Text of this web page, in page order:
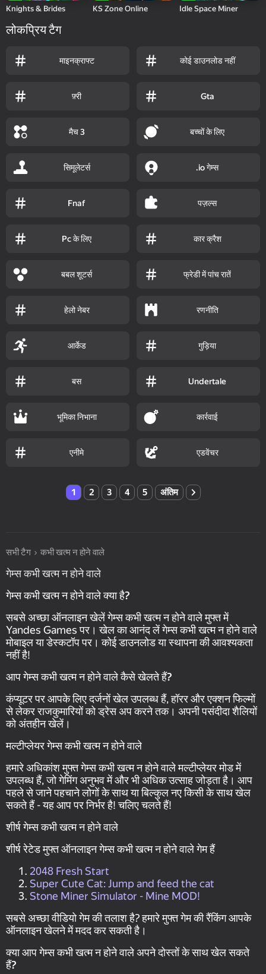
Knights & Brides
KS Zone Online
Idle Space Miner
लोकप्रिय टैग
माइनक्राफ्ट कोई डाउनलोड नहीं
फ़्री Gta
मैच 3 बच्चों के लिए
सिमूलेटर्स .io गेम्स
Fnaf पज़ल्स
Pc के लिए कार क्रैश
बबल शूटर्स फ्रेडी में पांच रातें
हेलो नेबर रणनीति
आर्केड गुड़िया
बस Undertale
भूमिका निभाना कार्रवाई
एनीमे एडवेंचर
1 2 3 4 5 अंतिम
सभी टैग कभी खत्म न होने वाले
गेम्स कभी खत्म न होने वाले
गेम्स कभी खत्म न होने वाले क्या है?
सबसे अच्छा ऑनलाइन खेलें गेम्स कभी खत्म न होने वाले मुफ्त में
Yandes Games पर। खेल का आनंद लें गेम्स कभी खत्म न होने वाले
मोबाइल या डेस्कटॉप पर। कोई डाउनलोड या स्थापना की आवश्यकता
नहीं है!
आप गेम्स कभी खत्म न होने वाले कैसे खेलते हैं?
कंप्यूटर पर आपके लिए दर्जनों खेल उपलब्ध हैं, हॉरर और एक्शन फिल्मों
से लेकर राजकुमारियों को ड्रेस अप करने तक। अपनी पसंदीदा शैलियों
को अंतहीन खेलें।
मल्टीप्लेयर गेम्स कभी खत्म न होने वाले
हमारे अधिकांश मुफ्त गेम्स कभी खत्म न होने वाले मल्टीप्लेयर मोड में
उपलब्ध हैं, जो गेमिंग अनुभव में और भी अधिक उत्साह जोड़ता है। आप
पहले से जाने पहचाने लोगों के साथ या बिल्कुल नए किसी के साथ खेल
सकते हैं - यह आप पर निर्भर है! चलिए चलते हैं!
शीर्ष गेम्स कभी खत्म न होने वाले
शीर्ष रेटेड मुफ्त ऑनलाइन गेम्स कभी खत्म न होने वाले गेम हैं
2048 Fresh Start
Super Cute Cat: Jump and feed the cat
Stone Miner Simulator - Mine MOD!
सबसे अच्छा वीडियो गेम की तलाश है? हमारे मुफ्त गेम की रैंकिंग आपके
ऑनलाइन खेलने में मदद कर सकती है।
क्या आप गेम्स कभी खत्म न होने वाले अपने दोस्तों के साथ खेल सकते
हैं?